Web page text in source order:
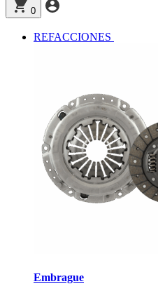
0
REFACCIONES
Embrague